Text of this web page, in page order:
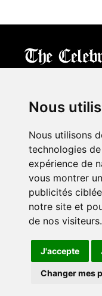
Nous
Nous utilisons
technologies
expérience de
vous montrer
publicités
notre site et
de nos visiteurs.
J'accepte
Changer mes
Terms of Use| Privacy|
À propos
Mentions
Contact Us
Follow us on
Watch us on